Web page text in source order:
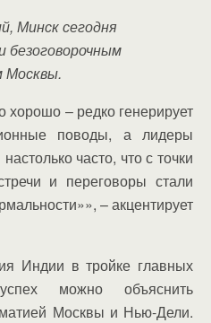
Минск сегодня
безоговорочным
Москвы.
хорошо – редко генерирует
поводы, а лидеры
часто, что с точки
и переговоры стали
– акцентирует
Индии в тройке главных
можно объяснить
Москвы и Нью-Дели.